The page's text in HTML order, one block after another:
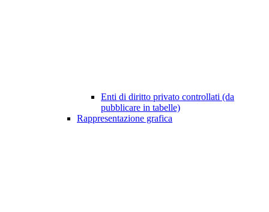
Enti di diritto privato controllati (da
pubblicare in tabelle)
Rappresentazione grafica